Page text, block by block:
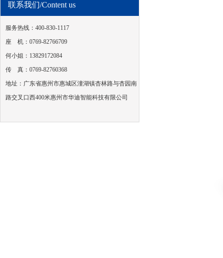
联系我们/Content us
服务热线：400-830-1117
座 机：0769-82766709
何小姐：13829172084
传 真：0769-82760368
地址：广东省惠州市惠城区潼湖镇杏林路与杏园南
路交叉口西400米惠州市华迪智能科技有限公司